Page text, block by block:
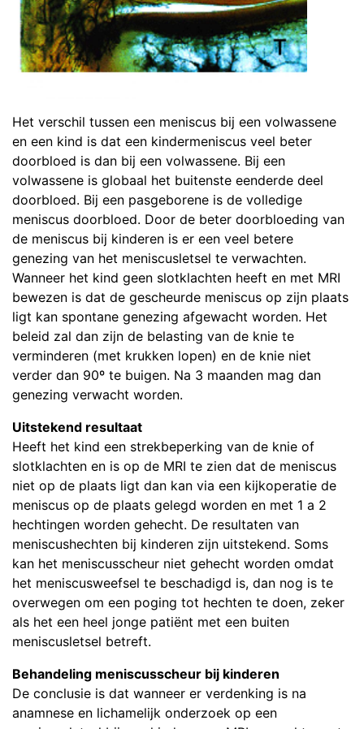
Het verschil tussen een meniscus bij een volwassene
en een kind is dat een kindermeniscus veel beter
doorbloed is dan bij een volwassene. Bij een
volwassene is globaal het buitenste eenderde deel
doorbloed. Bij een pasgeborene is de volledige
meniscus doorbloed. Door de beter doorbloeding van
de meniscus bij kinderen is er een veel betere
genezing van het meniscusletsel te verwachten.
Wanneer het kind geen slotklachten heeft en met MRI
bewezen is dat de gescheurde meniscus op zijn plaats
ligt kan spontane genezing afgewacht worden. Het
beleid zal dan zijn de belasting van de knie te
verminderen (met krukken lopen) en de knie niet
verder dan 90º te buigen. Na 3 maanden mag dan
genezing verwacht worden.
Uitstekend resultaat
Heeft het kind een strekbeperking van de knie of
slotklachten en is op de MRI te zien dat de meniscus
niet op de plaats ligt dan kan via een kijkoperatie de
meniscus op de plaats gelegd worden en met 1 a 2
hechtingen worden gehecht. De resultaten van
meniscushechten bij kinderen zijn uitstekend. Soms
kan het meniscusscheur niet gehecht worden omdat
het meniscusweefsel te beschadigd is, dan nog is te
overwegen om een poging tot hechten te doen, zeker
als het een heel jonge patiënt met een buiten
meniscusletsel betreft.
Behandeling meniscusscheur bij kinderen
De conclusie is dat wanneer er verdenking is na
anamnese en lichamelijk onderzoek op een